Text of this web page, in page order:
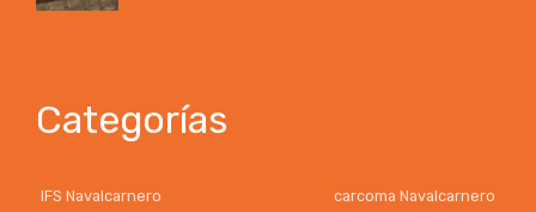
Categorías
IFS Navalcarnero
carcoma Navalcarnero